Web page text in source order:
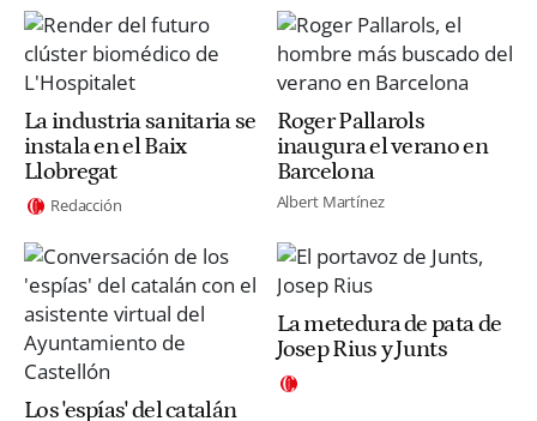
La industria sanitaria se
instala en el Baix
Llobregat
Redacción
Roger Pallarols
inaugura el verano en
Barcelona
Albert Martínez
Los 'espías' del catalán
La metedura de pata de
Josep Rius y Junts